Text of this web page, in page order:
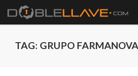
TAG: GRUPO